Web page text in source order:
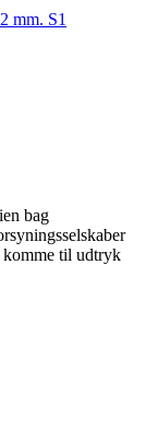
bag
komme til udtryk